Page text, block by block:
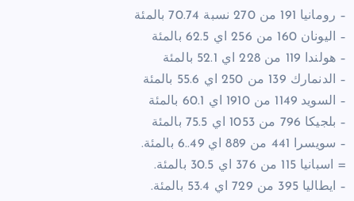
– رومانيا 191 من 270 نسبة 70.74 بالمئة
– اليونان 160 من 256 اي 62.5 بالمئة
– هولندا 119 من 228 اي 52.1 بالمئة
– الدنمارك 139 من 250 اي 55.6 بالمئة
– السويد 1149 من 1910 اي 60.1 بالمئة
– بلجيكا 796 من 1053 اي 75.5 بالمئة
– سويسرا 441 من 889 اي 49..6 بالمئة.
= اسبانيا 115 من 376 اي 30.5 بالمئة.
– ايطاليا 395 من 729 اي 53.4 بالمئة.